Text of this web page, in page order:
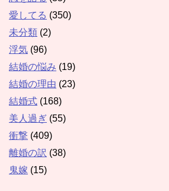
愛してる (350)
未分類 (2)
浮気 (96)
結婚の悩み (19)
結婚の理由 (23)
結婚式 (168)
美人過ぎ (55)
衝撃 (409)
離婚の訳 (38)
鬼嫁 (15)